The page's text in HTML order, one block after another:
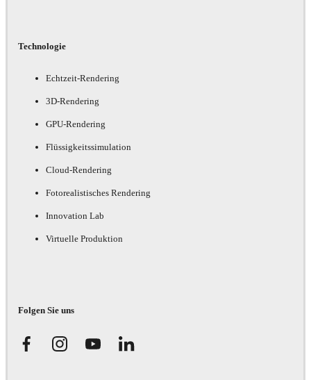
Technologie
Echtzeit-Rendering
3D-Rendering
GPU-Rendering
Flüssigkeitssimulation
Cloud-Rendering
Fotorealistisches Rendering
Innovation Lab
Virtuelle Produktion
Folgen Sie uns